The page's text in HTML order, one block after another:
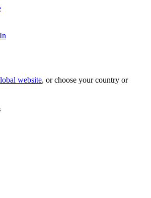
website, or choose your country or